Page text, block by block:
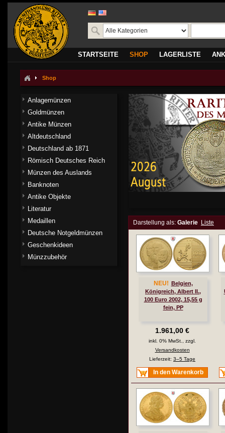
STARTSEITE SHOP LAGERLISTE
Shop
Darstellung als: Galerie Liste
NEU!
Belgien,
Königreich, Albert II.,
100 Euro 2002, 15,55 g
fein, PP
1.961,00 €
inkl. 0% MwSt., zzgl.
Versandkosten
Lieferzeit: 3–5 Tage
In den Warenkorb
Anlagemünzen
Goldmünzen
Antike Münzen
Altdeutschland
Deutschland ab 1871
Römisch Deutsches Reich
Münzen des Auslands
Banknoten
Antike Objekte
Literatur
Medaillen
Deutsche Notgeldmünzen
Geschenkideen
Münzzubehör